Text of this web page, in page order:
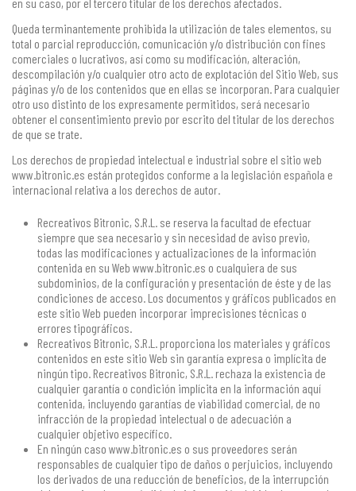
Queda terminantemente prohibida la utilización de tales elementos, su
total o parcial reproducción, comunicación y/o distribución con fines
comerciales o lucrativos, así como su modificación, alteración,
descompilación y/o cualquier otro acto de explotación del Sitio Web, sus
páginas y/o de los contenidos que en ellas se incorporan. Para cualquier
otro uso distinto de los expresamente permitidos, será necesario
obtener el consentimiento previo por escrito del titular de los derechos
de que se trate.
Los derechos de propiedad intelectual e industrial sobre el sitio web
www.bitronic.es están protegidos conforme a la legislación española e
internacional relativa a los derechos de autor.
Recreativos Bitronic, S.R.L. se reserva la facultad de efectuar
siempre que sea necesario y sin necesidad de aviso previo,
todas las modificaciones y actualizaciones de la información
contenida en su Web www.bitronic.es o cualquiera de sus
subdominios, de la configuración y presentación de éste y de las
condiciones de acceso. Los documentos y gráficos publicados en
este sitio Web pueden incorporar imprecisiones técnicas o
errores tipográficos.
Recreativos Bitronic, S.R.L. proporciona los materiales y gráficos
contenidos en este sitio Web sin garantía expresa o implícita de
ningún tipo. Recreativos Bitronic, S.R.L. rechaza la existencia de
cualquier garantía o condición implícita en la información aquí
contenida, incluyendo garantías de viabilidad comercial, de no
infracción de la propiedad intelectual o de adecuación a
cualquier objetivo específico.
En ningún caso www.bitronic.es o sus proveedores serán
responsables de cualquier tipo de daños o perjuicios, incluyendo
los derivados de una reducción de beneficios, de la interrupción